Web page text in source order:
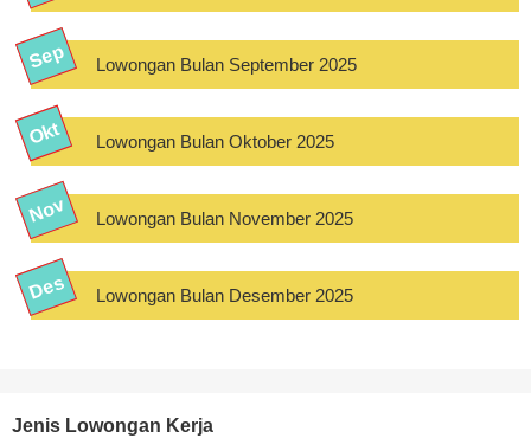
Lowongan Bulan September 2025
Lowongan Bulan Oktober 2025
Lowongan Bulan November 2025
Lowongan Bulan Desember 2025
Jenis Lowongan Kerja